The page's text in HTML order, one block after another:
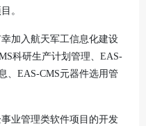
。
加入航天军工信息化建设
科研生产计划管理、EAS-
、EAS-CMS元器件选用管
业管理类软件项目的开发